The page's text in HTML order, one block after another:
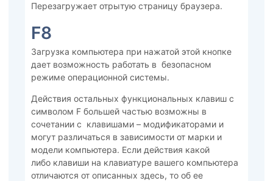
Перезагружает отрытую страницу браузера.
F8
Загрузка компьютера при нажатой этой кнопке
дает возможность работать в безопасном
режиме операционной системы.
Действия остальных функциональных клавиш с
символом F большей частью возможны в
сочетании с клавишами – модификаторами и
могут различаться в зависимости от марки и
модели компьютера. Если действия какой
либо клавиши на клавиатуре вашего компьютера
отличаются от описанных здесь, то об ее